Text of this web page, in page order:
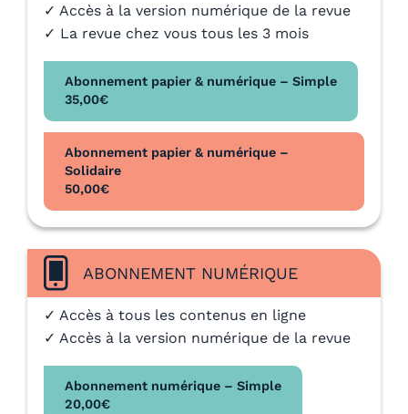
✓ Accès à la version numérique de la revue
✓ La revue chez vous tous les 3 mois
Abonnement papier & numérique – Simple
35,00€
Abonnement papier & numérique –
Solidaire
50,00€
ABONNEMENT NUMÉRIQUE
✓ Accès à tous les contenus en ligne
✓ Accès à la version numérique de la revue
Abonnement numérique – Simple
20,00€